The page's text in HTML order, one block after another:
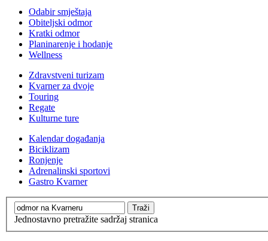
Odabir smještaja
Obiteljski odmor
Kratki odmor
Planinarenje i hodanje
Wellness
Zdravstveni turizam
Kvarner za dvoje
Touring
Regate
Kulturne ture
Kalendar događanja
Biciklizam
Ronjenje
Adrenalinski sportovi
Gastro Kvarner
Jednostavno pretražite sadržaj stranica